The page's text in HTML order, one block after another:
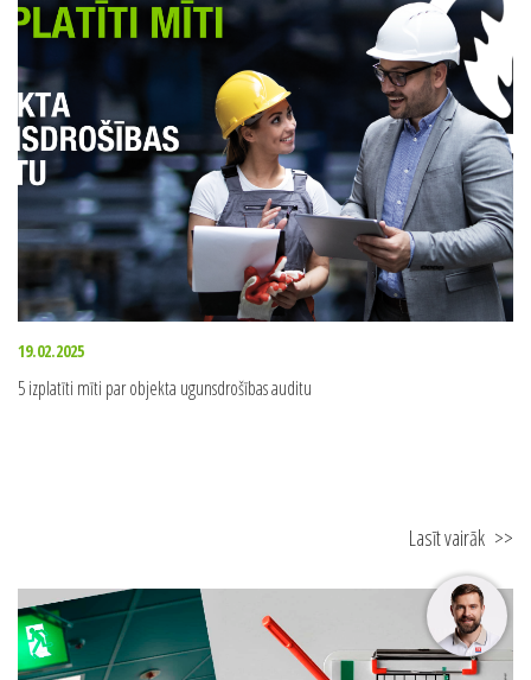
19.02.2025
5 izplatīti mīti par objekta ugunsdrošības auditu
Lasīt vairāk >>